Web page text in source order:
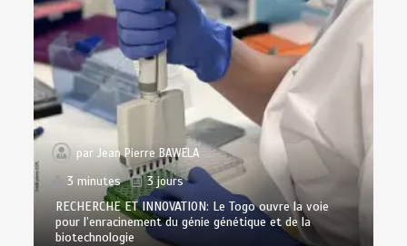
parJean Pierre BAWELA
3 minutes
3 jours
RECHERCHE ET INNOVATION: Le Togo ouvre la voie
pour l’enracinement du génie génétique et de la
biotechnologie